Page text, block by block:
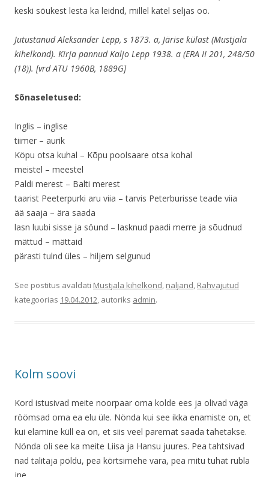
keski söukest lesta ka leidnd, millel katel seljas oo.
Jutustanud Aleksander Lepp, s 1873. a, Järise külast (Mustjala
kihelkond). Kirja pannud Kaljo Lepp 1938. a (ERA II 201, 248/50
(18)). [vrd ATU 1960B, 1889G]
Sõnaseletused:
Inglis – inglise
tiimer – aurik
Köpu otsa kuhal – Kõpu poolsaare otsa kohal
meistel – meestel
Paldi merest – Balti merest
taarist Peeterpurki aru viia – tarvis Peterburisse teade viia
ää saaja – ära saada
lasn luubi sisse ja söund – lasknud paadi merre ja sõudnud
mättud – mättaid
pärasti tulnd üles – hiljem selgunud
See postitus avaldati Mustjala kihelkond, naljand, Rahvajutud
kategoorias 19.04.2012, autoriks admin.
Kolm soovi
Kord istusivad meite noorpaar oma kolde ees ja olivad väga
röömsad oma ea elu üle. Nönda kui see ikka enamiste on, et
kui elamine küll ea on, et siis veel paremat saada tahetakse.
Nönda oli see ka meite Liisa ja Hansu juures. Pea tahtsivad
nad talitaja pöldu, pea körtsimehe vara, pea mitu tuhat rubla